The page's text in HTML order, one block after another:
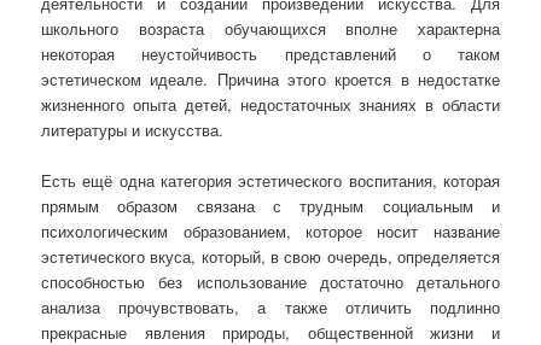
школьного возраста обучающихся вполне характерна
некоторая неустойчивость представлений о таком
эстетическом идеале. Причина этого кроется в недостатке
жизненного опыта детей, недостаточных знаниях в области
литературы и искусства.
Есть ещё одна категория эстетического воспитания, которая
прямым образом связана с трудным социальным и
психологическим образованием, которое носит название
эстетического вкуса, который, в свою очередь, определяется
способностью без использование достаточно детального
анализа прочувствовать, а также отличить подлинно
прекрасные явления природы, общественной жизни и